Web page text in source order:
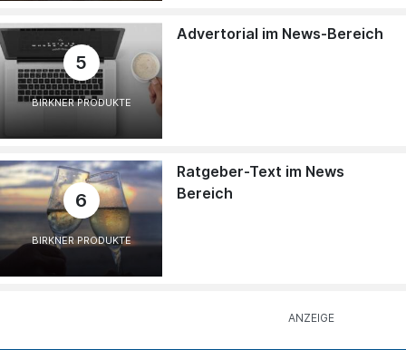
5
BIRKNER PRODUKTE
Advertorial im News-Bereich
6
BIRKNER PRODUKTE
Ratgeber-Text im News
Bereich